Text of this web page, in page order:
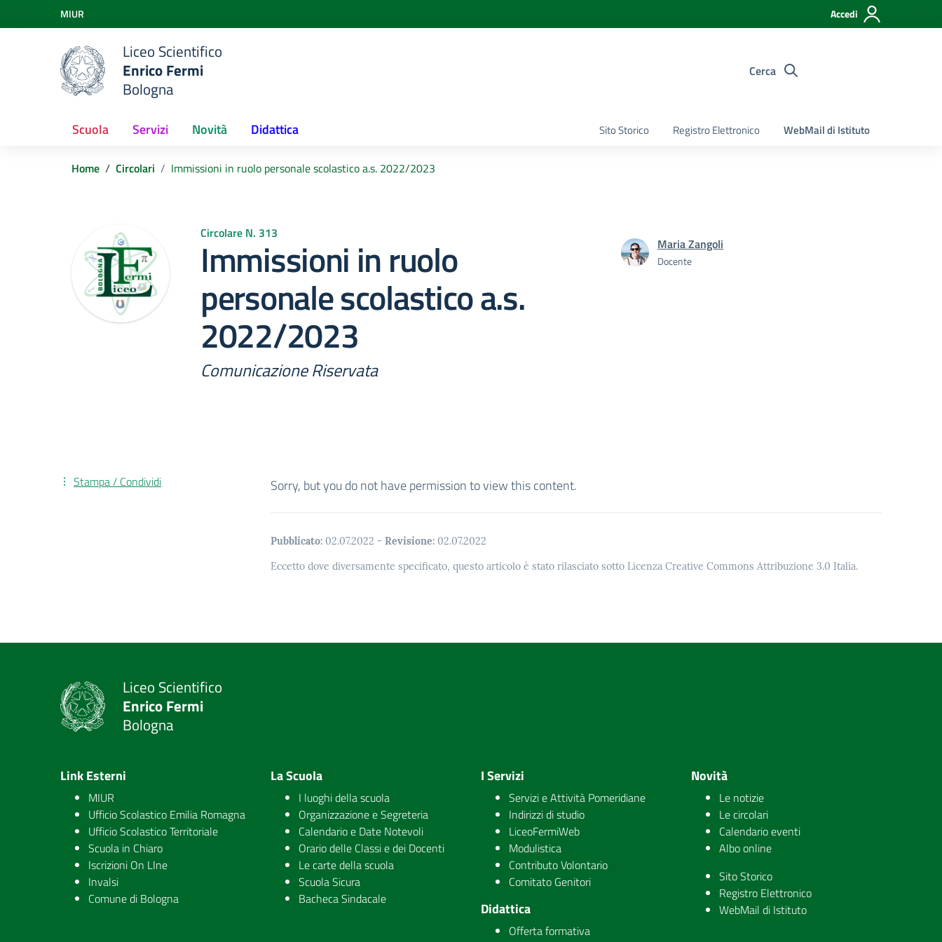
Vai ai contenuti
Vai al menu di navigazione
Vai al footer
MIUR Accedi
Liceo Scientifico
Enrico Fermi
Bologna
Cerca
Sito Storico Registro Elettronico WebMail di Istituto
Scuola Servizi Novità Didattica
Home Circolari Immissioni in ruolo personale scolastico a.s. 2022/2023
Circolare N. 313
Immissioni in ruolo
personale scolastico a.s.
2022/2023
Comunicazione Riservata
Maria Zangoli
Docente
Sorry, but you do not have permission to view this content.
Pubblicato: 02.07.2022 - Revisione: 02.07.2022
Eccetto dove diversamente specificato, questo articolo è stato rilasciato sotto Licenza Creative Commons Attribuzione 3.0 Italia.
Stampa / Condividi
Liceo Scientifico
Enrico Fermi
Bologna
Link Esterni
MIUR
Ufficio Scolastico Emilia Romagna
Ufficio Scolastico Territoriale
Scuola in Chiaro
Iscrizioni On LIne
Invalsi
Comune di Bologna
La Scuola
I luoghi della scuola
Organizzazione e Segreteria
Calendario e Date Notevoli
Orario delle Classi e dei Docenti
Le carte della scuola
Scuola Sicura
Bacheca Sindacale
I Servizi
Servizi e Attività Pomeridiane
Indirizzi di studio
LiceoFermiWeb
Modulistica
Contributo Volontario
Comitato Genitori
Didattica
Offerta formativa
Novità
Le notizie
Le circolari
Calendario eventi
Albo online
Sito Storico
Registro Elettronico
WebMail di Istituto